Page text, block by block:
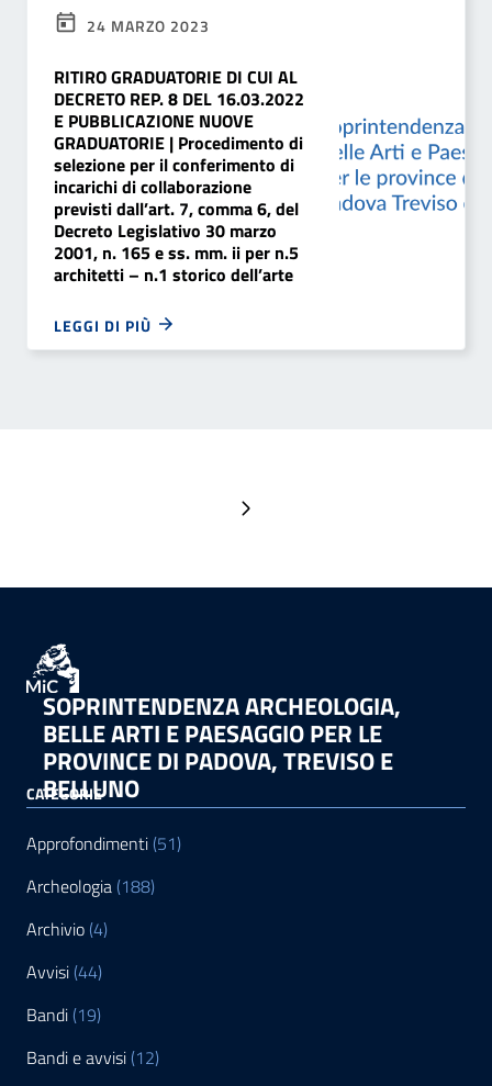
24 MARZO 2023
RITIRO GRADUATORIE DI CUI AL
DECRETO REP. 8 DEL 16.03.2022
E PUBBLICAZIONE NUOVE
GRADUATORIE | Procedimento di
selezione per il conferimento di
incarichi di collaborazione
previsti dall’art. 7, comma 6, del
Decreto Legislativo 30 marzo
2001, n. 165 e ss. mm. ii per n.5
architetti – n.1 storico dell’arte
LEGGI DI PIÙ
Pagina successiva
SOPRINTENDENZA ARCHEOLOGIA,
BELLE ARTI E PAESAGGIO PER LE
PROVINCE DI PADOVA, TREVISO E
BELLUNO
CATEGORIE
Approfondimenti (51)
Archeologia (188)
Archivio (4)
Avvisi (44)
Bandi (19)
Bandi e avvisi (12)